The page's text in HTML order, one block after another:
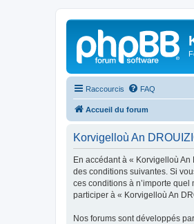
Raccourcis FAQ
Accueil du forum
Korvigelloù An
En accédant à « Korvigelloù
des conditions suivantes. Si
ces conditions à n’importe
participer à « Korvigelloù An
Nos forums sont développés